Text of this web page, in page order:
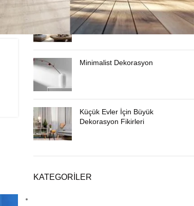
Yazlık Ev Dekorasyonu
Minimalist Dekorasyon
Küçük Evler İçin Büyük
Dekorasyon Fikirleri
KATEGORILER